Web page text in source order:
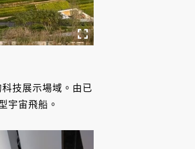
技展示場域。由已
宇宙飛船。